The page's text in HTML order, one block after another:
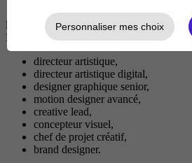
Débouchés
Le mastère prépare à des métiers tels que :
directeur artistique,
directeur artistique digital,
designer graphique senior,
motion designer avancé,
creative lead,
concepteur visuel,
chef de projet créatif,
brand designer.
Personnaliser mes choix